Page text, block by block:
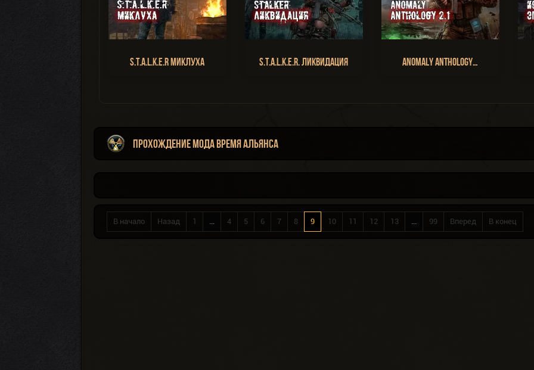
S.T.A.L.K.E.R Миклуха S.T.A.L.K.E.R. Ликвидация Anomaly Anthology…
Прохождение мода Время Альянса
В начало Назад 1 ... 4 5 6 7 8 9 10 11 12 13 ... 99 Вперед В конец